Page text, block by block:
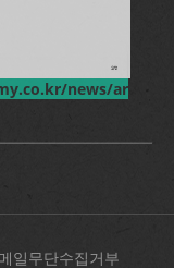
news/ar
일무단수집거부